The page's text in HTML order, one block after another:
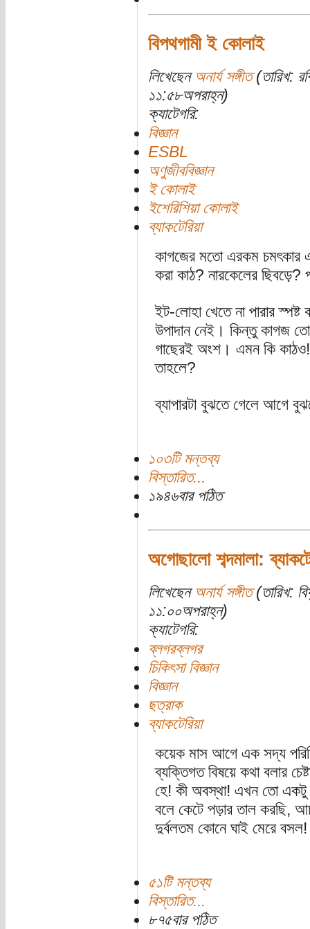
বিপথগামী ই কোলাই
লিখেছেন অনার্য সঙ্গীত(তারিখ:
১১:৫৮অপরাহ্ন)
ক্যাটেগরি:
বিজ্ঞান
ESBL
অণুজীববিজ্ঞান
ই কোলাই
ইশেরিশিয়া কোলাই
ব্যাকটেরিয়া
কাগজের মতো এরকম চমৎকার
করা কাঠ? নারকেলের ছিবড়ে?
ইট-লোহা খেতে না পারার
উপাদান নেই। কিন্তু কাগজ
গাছেরই অংশ। এমন কি কাঠও!
তাহলে?
ব্যাপারটা বুঝতে গেলে আগে
১০৩টি মন্তব্য
বিস্তারিত...
১৯৪৬বার পঠিত
অগোছালো শব্দমালা:
লিখেছেন অনার্য সঙ্গীত(তারিখ:
১১:০০অপরাহ্ন)
ক্যাটেগরি:
ব্লগরব্লগর
চিকিৎসা বিজ্ঞান
বিজ্ঞান
ছত্রাক
ব্যাকটেরিয়া
কয়েক মাস আগে এক সদ্য
ব্যক্তিগত বিষয়ে কথা বলার
হে! কী অবস্থা! এখন তো একটু
বলে কেটে পড়ার তাল করছি,
দুর্বলতম কোনে ঘাই মেরে বসল!
৫১টি মন্তব্য
বিস্তারিত...
৮৭৫বার পঠিত